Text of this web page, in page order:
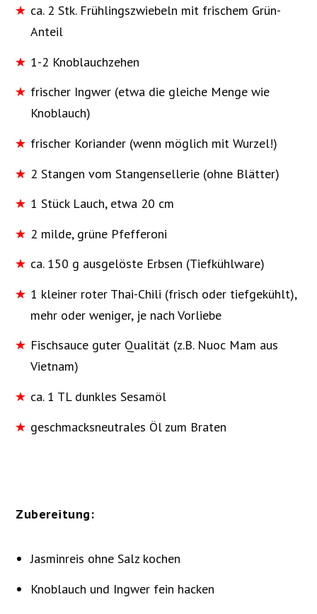
ca. 2 Stk. Frühlingszwiebeln mit frischem Grün-
Anteil
1-2 Knoblauchzehen
frischer Ingwer (etwa die gleiche Menge wie
Knoblauch)
frischer Koriander (wenn möglich mit Wurzel!)
2 Stangen vom Stangensellerie (ohne Blätter)
1 Stück Lauch, etwa 20 cm
2 milde, grüne Pfefferoni
ca. 150 g ausgelöste Erbsen (Tiefkühlware)
1 kleiner roter Thai-Chili (frisch oder tiefgekühlt),
mehr oder weniger, je nach Vorliebe
Fischsauce guter Qualität (z.B. Nuoc Mam aus
Vietnam)
ca. 1 TL dunkles Sesamöl
geschmacksneutrales Öl zum Braten
Zubereitung:
Jasminreis ohne Salz kochen
Knoblauch und Ingwer fein hacken